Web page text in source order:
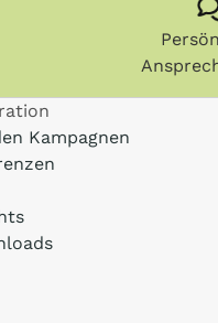
Kampagnen